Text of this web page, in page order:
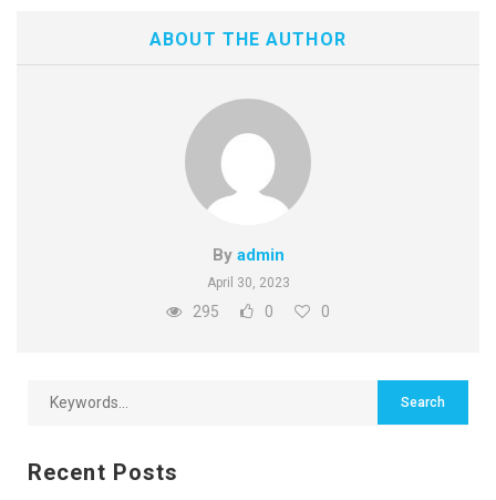
ABOUT THE AUTHOR
By admin
April 30, 2023
295 0 0
Recent Posts